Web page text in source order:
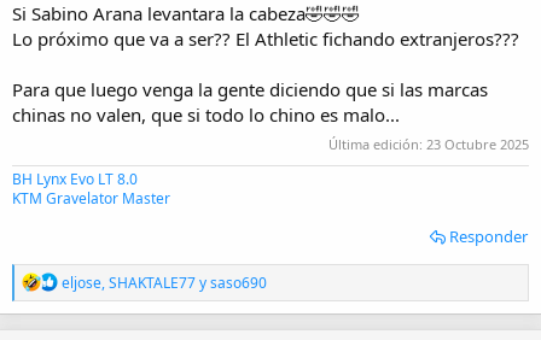
Si Sabino Arana levantara la cabeza🤣🤣🤣
Lo próximo que va a ser?? El Athletic fichando extranjeros???
Para que luego venga la gente diciendo que si las marcas
chinas no valen, que si todo lo chino es malo...
Última edición: 23 Octubre 2025
BH Lynx Evo LT 8.0
KTM Gravelator Master
Responder
R
e
a
eljose,SHAKTALE77ysaso690